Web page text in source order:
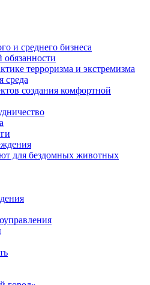
и среднего бизнеса
терроризма и экстремизма
среда
создания комфортной
для бездомных животных